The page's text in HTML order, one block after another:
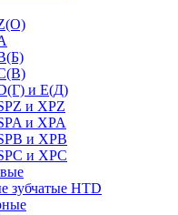
и Е(Д)
и XPZ
и XPA
и XPB
и XPC
зубчатые HTD